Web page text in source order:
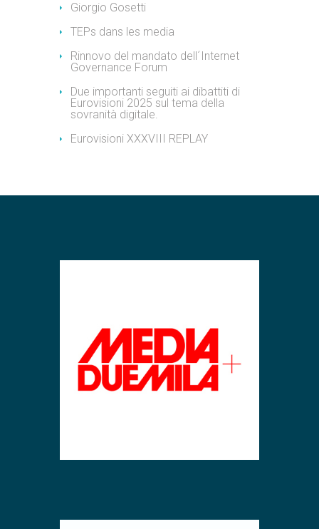
Giorgio Gosetti
TEPs dans les media
Rinnovo del mandato dell´Internet
Governance Forum
Due importanti seguiti ai dibattiti di
Eurovisioni 2025 sul tema della
sovranità digitale.
Eurovisioni XXXVIII REPLAY